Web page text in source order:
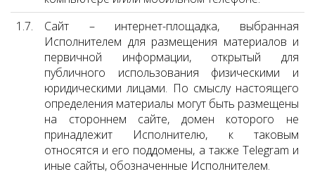
1.7.
Сайт – интернет-площадка, выбранная
Исполнителем для размещения материалов и
первичной информации, открытый для
публичного использования физическими и
юридическими лицами. По смыслу настоящего
определения материалы могут быть размещены
на стороннем сайте, домен которого не
принадлежит Исполнителю, к таковым
относятся и его поддомены, а также Telegram и
иные сайты, обозначенные Исполнителем.